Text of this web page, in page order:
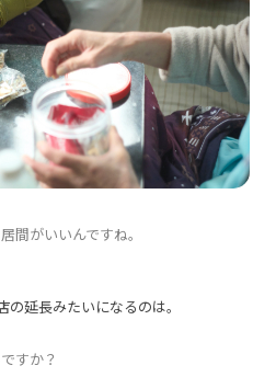
間がいいんですね。
延長みたいになるのは。
すか？